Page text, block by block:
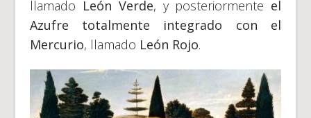
llamado León Verde, y posteriormente el
Azufre totalmente integrado con el
Mercurio, llamado León Rojo.